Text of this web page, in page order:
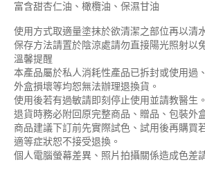
富含甜杏仁油、橄欖油、保濕甘油
使用方式取適量塗抹於欲清潔之部位再以清
保存方法請置於陰涼處請勿直接陽光照射以
溫馨提醒
本產品屬於私人消耗性產品已拆封或使用過
外盒損壞等均恕無法辦理退換貨。
使用後若有過敏請即刻停止使用並請教醫生。
退貨時務必附回原完整商品、贈品、包裝外
商品建議下訂前先實際試色、試用後再購買
適等症狀恕不接受退換。
個人電腦螢幕差異、照片拍攝關係造成色差